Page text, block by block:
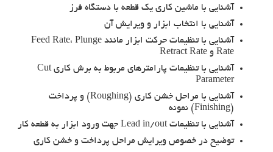
آشنایی با ماشین کاری یک قطعه با دستگاه فرز
آشنایی با انتخاب ابزار و ویرایش آن
آشنایی با تنظیمات حرکت ابزار مانند Feed Rate، Plunge
Rate و Retract Rate
آشنایی با تنظیمات پارامترهای مربوط به برش کاری Cut
Parameter
آشنایی با مراحل خشن کاری (Roughing) و پرداخت
(Finishing) نمونه
آشنایی با تنظیمات Lead in/out جهت ورود ابزار به قطعه کار
توضیح در خصوص ویرایش مراحل پرداخت و خشن کاری